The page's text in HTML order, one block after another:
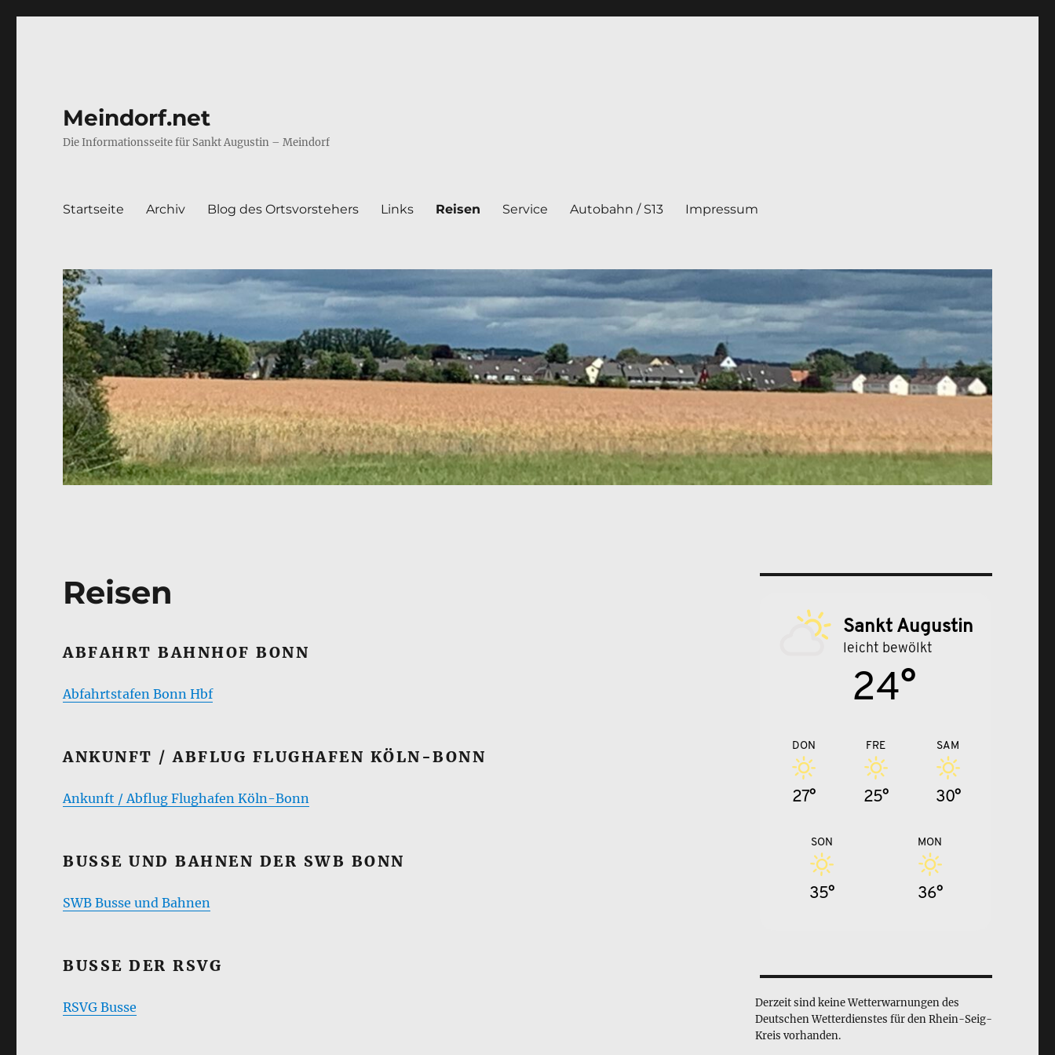
Meindorf.net
Die Informationsseite für Sankt Augustin – Meindorf
Startseite Archiv Blog des Ortsvorstehers Links Reisen Service Autobahn / S13 Impressum
Reisen
ABFAHRT BAHNHOF BONN
Abfahrtstafen Bonn Hbf
ANKUNFT / ABFLUG FLUGHAFEN KÖLN-BONN
Ankunft / Abflug Flughafen Köln-Bonn
BUSSE UND BAHNEN DER SWB BONN
SWB Busse und Bahnen
BUSSE DER RSVG
RSVG Busse
Sankt Augustin
leicht bewölkt
24°
DON
27°
FRE
25°
SAM
30°
SON
35°
MON
36°
Derzeit sind keine Wetterwarnungen des
Deutschen Wetterdienstes für den Rhein-Seig-
Kreis vorhanden.